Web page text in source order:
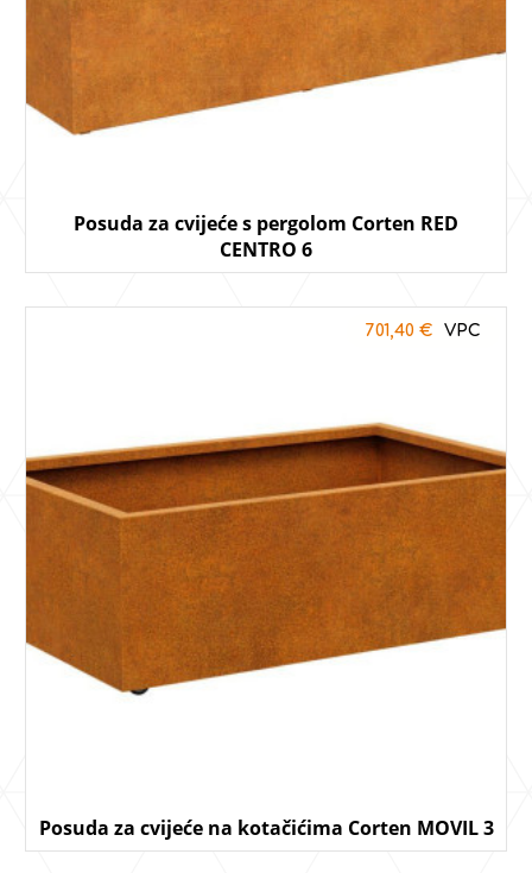
Posuda za cvijeće s pergolom Corten RED
CENTRO 6
Posuda za cvijeće na kotačićima Corten MOVIL 3
701,40 €